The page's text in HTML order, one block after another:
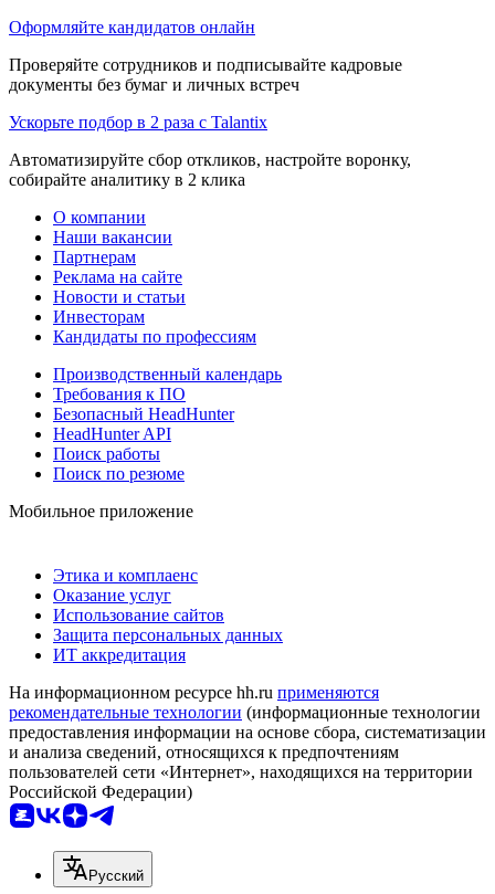
Оформляйте кандидатов онлайн
Проверяйте сотрудников и подписывайте кадровые
документы без бумаг и личных встреч
Ускорьте подбор в 2 раза с Talantix
Автоматизируйте сбор откликов, настройте воронку,
собирайте аналитику в 2 клика
О компании
Наши вакансии
Партнерам
Реклама на сайте
Новости и статьи
Инвесторам
Кандидаты по профессиям
Производственный календарь
Требования к ПО
Безопасный HeadHunter
HeadHunter API
Поиск работы
Поиск по резюме
Мобильное приложение
Этика и комплаенс
Оказание услуг
Использование сайтов
Защита персональных данных
ИТ аккредитация
На информационном ресурсе hh.ru применяются
рекомендательные технологии (информационные технологии
предоставления информации на основе сбора, систематизации
и анализа сведений, относящихся к предпочтениям
пользователей сети «Интернет», находящихся на территории
Российской Федерации)
Русский